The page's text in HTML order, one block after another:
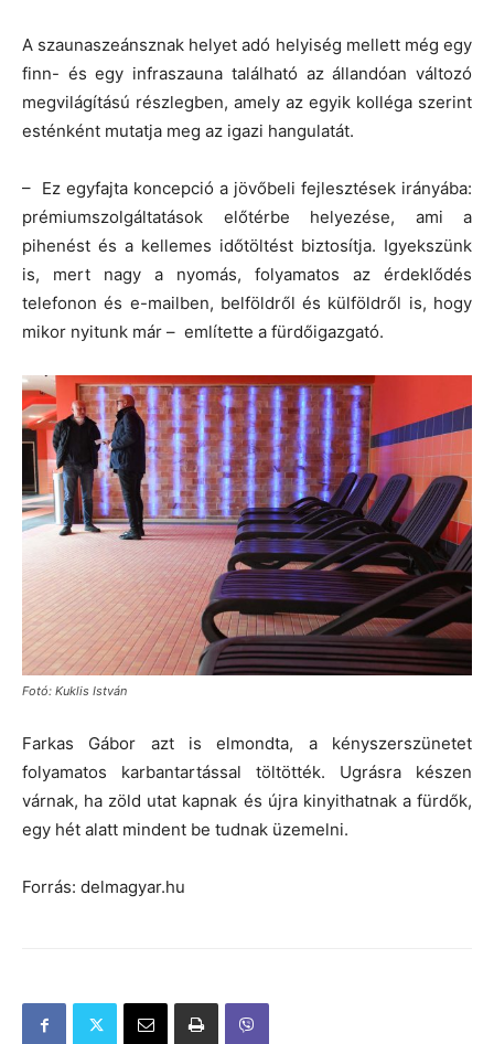
A szaunaszeánsznak helyet adó helyiség mellett még egy
finn- és egy infraszauna található az állandóan változó
megvilágítású részlegben, amely az egyik kolléga szerint
esténként mutatja meg az igazi hangulatát.
– Ez egyfajta koncepció a jövőbeli fejlesztések irányába:
prémiumszolgáltatások előtérbe helyezése, ami a
pihenést és a kellemes időtöltést biztosítja. Igyekszünk
is, mert nagy a nyomás, folyamatos az érdeklődés
telefonon és e-mailben, belföldről és külföldről is, hogy
mikor nyitunk már – említette a fürdőigazgató.
Fotó: Kuklis István
Farkas Gábor azt is elmondta, a kényszerszünetet
folyamatos karbantartással töltötték. Ugrásra készen
várnak, ha zöld utat kapnak és újra kinyithatnak a fürdők,
egy hét alatt mindent be tudnak üzemelni.
Forrás: delmagyar.hu